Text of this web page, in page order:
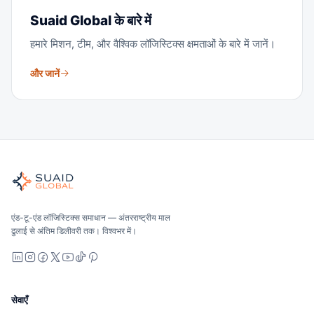
Suaid Global के बारे में
हमारे मिशन, टीम, और वैश्विक लॉजिस्टिक्स क्षमताओं के बारे में जानें।
और जानें
वैश्विक महासागर, वायु, जमीन, सीमा शुल्क और भंडारण के लिए स्वतंत्र माल
महासागर, वायु और ज़मीन - वाहक-तटस्थ रूप से तुलना की गई, सभी को उद्धृत
Suaid Global वाहक क्षमता नहीं बेचता है। प्रत्येक लेन की तुलना समुद्र,
एंड-टू-एंड लॉजिस्टिक्स समाधान — अंतरराष्ट्रीय माल
ढुलाई से अंतिम डिलीवरी तक। विश्वभर में।
LinkedIn
Instagram
Facebook
X YouTube
TikTok
सेवाएँ